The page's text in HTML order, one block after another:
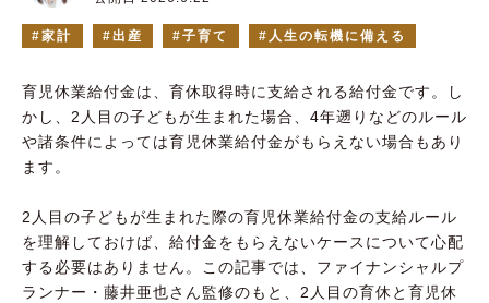
家計 出産 子育て 人生の転機に備える
育児休業給付金は、育休取得時に支給される給付金です。し
かし、2人目の子どもが生まれた場合、4年遡りなどのルール
や諸条件によっては育児休業給付金がもらえない場合もあり
ます。
2人目の子どもが生まれた際の育児休業給付金の支給ルール
を理解しておけば、給付金をもらえないケースについて心配
する必要はありません。この記事では、ファイナンシャルプ
ランナー・藤井亜也さん監修のもと、2人目の育休と育児休